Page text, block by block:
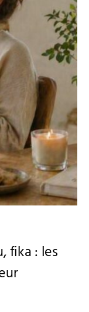
fika : les